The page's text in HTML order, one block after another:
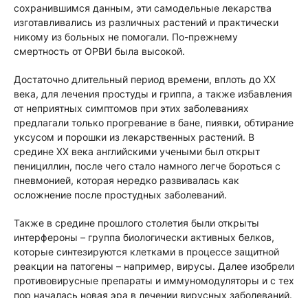
сохранившимся данным, эти самодельные лекарства
изготавливались из различных растений и практически
никому из больных не помогали. По-прежнему
смертность от ОРВИ была высокой.
Достаточно длительный период времени, вплоть до XX
века, для лечения простуды и гриппа, а также избавления
от неприятных симптомов при этих заболеваниях
предлагали только прогревание в бане, пиявки, обтирание
уксусом и порошки из лекарственных растений. В
средине XX века английскими учеными был открыт
пенициллин, после чего стало намного легче бороться с
пневмонией, которая нередко развивалась как
осложнение после простудных заболеваний.
Также в средине прошлого столетия были открыты
интерфероны – группа биологически активных белков,
которые синтезируются клетками в процессе защитной
реакции на патогены – например, вирусы. Далее изобрели
противовирусные препараты и иммуномодуляторы и с тех
пор началась новая эра в лечении вирусных заболеваний.